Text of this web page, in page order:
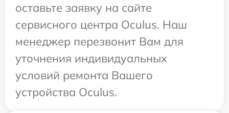
оставьте заявку на сайте
сервисного центра Oculus. Наш
менеджер перезвонит Вам для
уточнения индивидуальных
условий ремонта Вашего
устройства Oculus.